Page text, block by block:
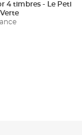
4 timbres - Le Petit